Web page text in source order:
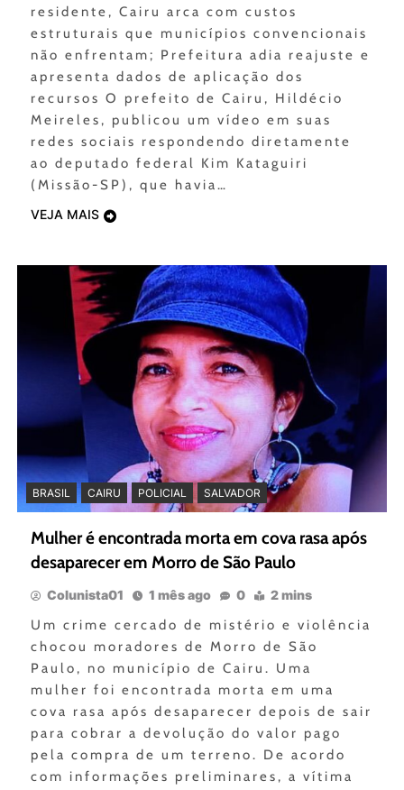
residente, Cairu arca com custos
estruturais que municípios convencionais
não enfrentam; Prefeitura adia reajuste e
apresenta dados de aplicação dos
recursos O prefeito de Cairu, Hildécio
Meireles, publicou um vídeo em suas
redes sociais respondendo diretamente
ao deputado federal Kim Kataguiri
(Missão-SP), que havia…
VEJA MAIS
BRASIL CAIRU POLICIAL SALVADOR
Mulher é encontrada morta em cova rasa após
desaparecer em Morro de São Paulo
Colunista01 1 mês ago 0 2 mins
Um crime cercado de mistério e violência
chocou moradores de Morro de São
Paulo, no município de Cairu. Uma
mulher foi encontrada morta em uma
cova rasa após desaparecer depois de sair
para cobrar a devolução do valor pago
pela compra de um terreno. De acordo
com informações preliminares, a vítima